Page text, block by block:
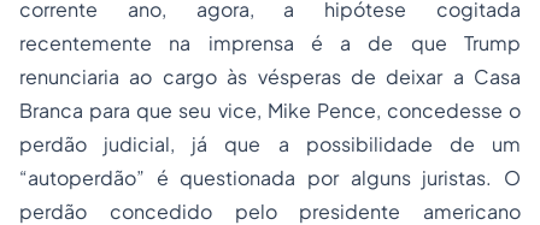
corrente ano, agora, a hipótese cogitada
recentemente na imprensa é a de que Trump
renunciaria ao cargo às vésperas de deixar a Casa
Branca para que seu vice, Mike Pence, concedesse o
perdão judicial, já que a possibilidade de um
“autoperdão” é questionada por alguns juristas. O
perdão concedido pelo presidente americano